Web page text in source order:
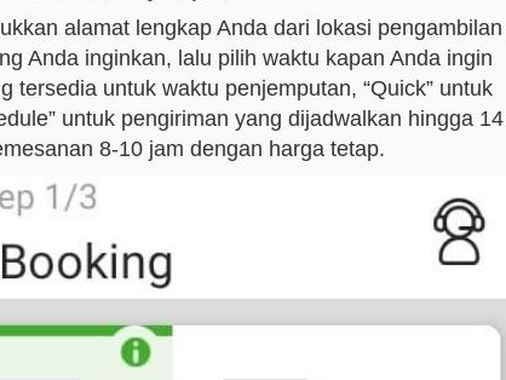
alamat lengkap Anda dari lokasi pengambilan
Anda inginkan, lalu pilih waktu kapan Anda ingin
tersedia untuk waktu penjemputan, “Quick” untuk
untuk pengiriman yang dijadwalkan hingga 14
8-10 jam dengan harga tetap.